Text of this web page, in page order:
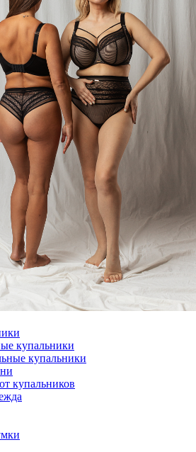
купальники
купальники
купальников